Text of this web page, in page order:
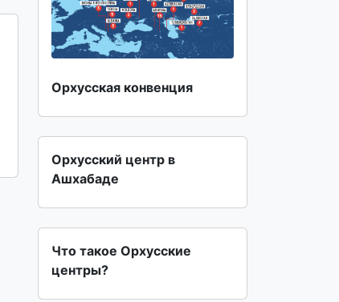
Орхусская конвенция
Орхусский центр в
Ашхабаде
Что такое Орхусские
центры?